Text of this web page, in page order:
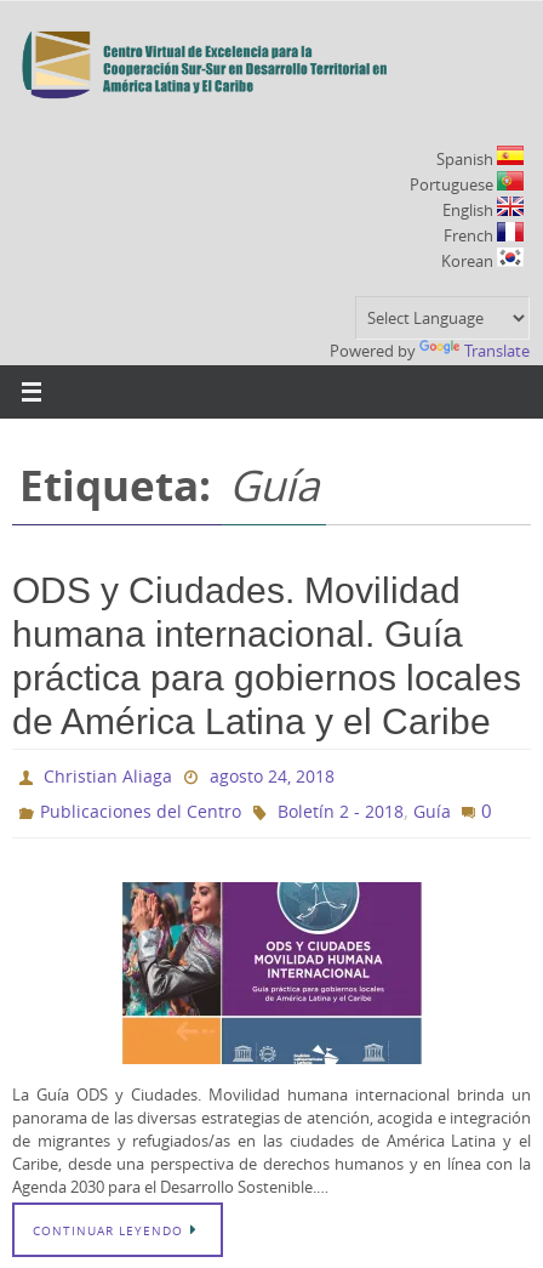
contenido
Spanish
Portuguese
English
French
Korean
Powered by Translate
Etiqueta: Guía
ODS y Ciudades. Movilidad
humana internacional. Guía
práctica para gobiernos locales
de América Latina y el Caribe
Christian Aliaga
agosto 24, 2018
Publicaciones del Centro
Boletín 2 - 2018, Guía 0
La Guía ODS y Ciudades. Movilidad humana internacional brinda un
panorama de las diversas estrategias de atención, acogida e integración
de migrantes y refugiados/as en las ciudades de América Latina y el
Caribe, desde una perspectiva de derechos humanos y en línea con la
Agenda 2030 para el Desarrollo Sostenible.…
CONTINUAR LEYENDO